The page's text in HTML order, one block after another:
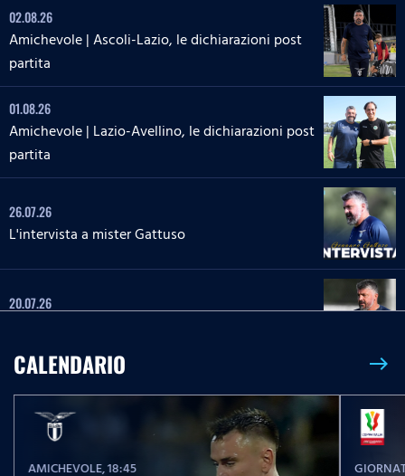
02.08.26
Amichevole | Ascoli-Lazio, le dichiarazioni post
partita
01.08.26
Amichevole | Lazio-Avellino, le dichiarazioni post
partita
26.07.26
L'intervista a mister Gattuso
20.07.26
23.05.26
Serie A Enilive | Lazio-Pisa, le parole post partita
CALENDARIO east
AMICHEVOLE, 18:45